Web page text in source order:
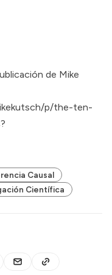
de Mike
p/the-ten-
Causal
Científica